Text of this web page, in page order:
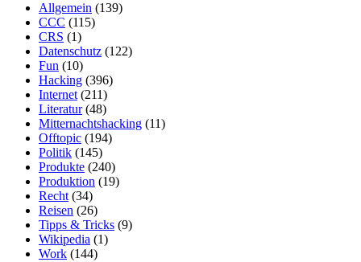
Allgemein (139)
CCC (115)
CRS (1)
Datenschutz (122)
Fun (10)
Hacking (396)
Internet (211)
Literatur(48)
Mitternachtshacking (11)
Offtopic (194)
Politik (145)
Produkte (240)
Produktion (19)
Recht (34)
Reisen (26)
Tipps & Tricks (9)
Wikipedia (1)
Work (144)